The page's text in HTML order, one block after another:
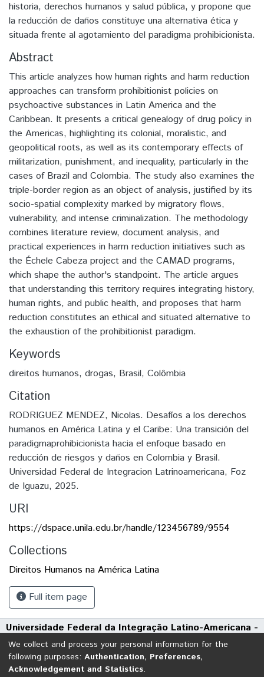
historia, derechos humanos y salud pública, y propone que
la reducción de daños constituye una alternativa ética y
situada frente al agotamiento del paradigma prohibicionista.
Abstract
This article analyzes how human rights and harm reduction
approaches can transform prohibitionist policies on
psychoactive substances in Latin America and the
Caribbean. It presents a critical genealogy of drug policy in
the Americas, highlighting its colonial, moralistic, and
geopolitical roots, as well as its contemporary effects of
militarization, punishment, and inequality, particularly in the
cases of Brazil and Colombia. The study also examines the
triple-border region as an object of analysis, justified by its
socio-spatial complexity marked by migratory flows,
vulnerability, and intense criminalization. The methodology
combines literature review, document analysis, and
practical experiences in harm reduction initiatives such as
the Échele Cabeza project and the CAMAD programs,
which shape the author's standpoint. The article argues
that understanding this territory requires integrating history,
human rights, and public health, and proposes that harm
reduction constitutes an ethical and situated alternative to
the exhaustion of the prohibitionist paradigm.
Keywords
direitos humanos, drogas, Brasil, Colômbia
Citation
RODRIGUEZ MENDEZ, Nicolas. Desafíos a los derechos
humanos en América Latina y el Caribe: Una transición del
paradigmaprohibicionista hacia el enfoque basado en
reducción de riesgos y daños en Colombia y Brasil.
Universidad Federal de Integracion Latrinoamericana, Foz
de Iguazu, 2025.
URI
https://dspace.unila.edu.br/handle/123456789/9554
Collections
Direitos Humanos na América Latina
Full item page
Universidade Federal da Integração Latino-Americana -
UNILA
Avenida Tarquínio Joslin dos Santos, 1000 - Polo Universitário
CEP: 85870-650 | Foz do Iguaçu - Paraná
We collect and process your personal information for the
following purposes: Authentication, Preferences,
Acknowledgement and Statistics.